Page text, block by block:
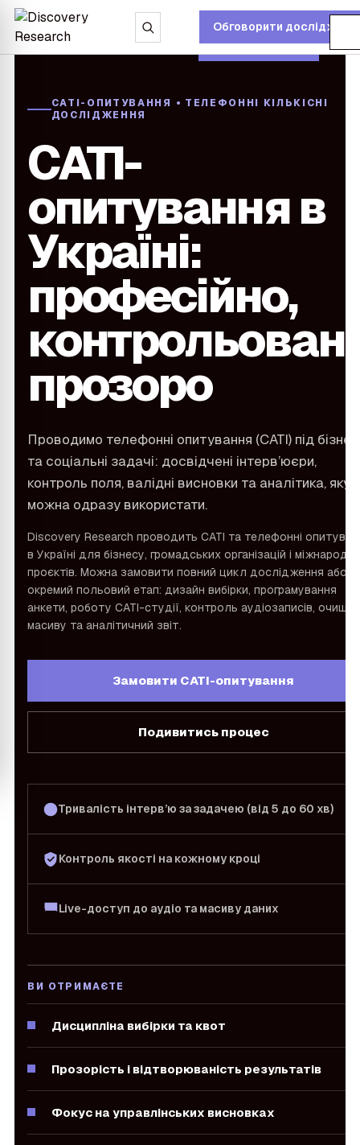
підменю
підменю
підменю
Відкрити пошукОбговорити
CATI-ОПИТУВАННЯ • ТЕЛЕФОННІ КІЛЬКІСНІ
ДОСЛІДЖЕННЯ
CATI-
опитування в
Україні:
професійно,
прозоро
Проводимо телефонні опитування (CATI) під
та соціальні задачі: досвідчені інтерв’юєри,
контроль поля, валідні висновки та аналітика, яку
можна одразу використати.
Discovery Research проводить CATI та телефонні
в Україні для бізнесу, громадських організацій і
проєктів. Можна замовити повний цикл дослідження або
окремий польовий етап: дизайн вибірки, програмування
анкети, роботу CATI-студії, контроль аудіозаписів,
масиву та аналітичний звіт.
Замовити CATI-опитування
Подивитись процес
Тривалість інтерв’ю за задачею (від 5 до 60 хв)
Контроль якості на кожному кроці
Live-доступ до аудіо та масиву даних
ВИ ОТРИМАЄТЕ
Дисципліна вибірки та квот
Прозорість і відтворюваність результатів
Фокус на управлінських висновках